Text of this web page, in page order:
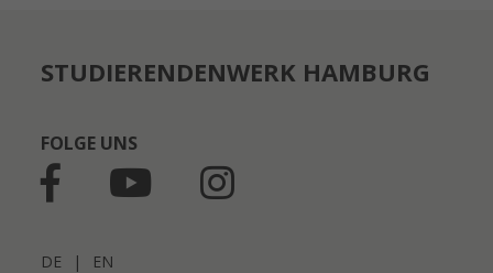
STUDIERENDENWERK HAMBURG
FOLGE UNS
DE | EN